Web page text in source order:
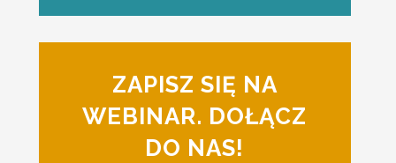
ZAPISZ SIĘ NA
WEBINAR. DOŁĄCZ
DO NAS!